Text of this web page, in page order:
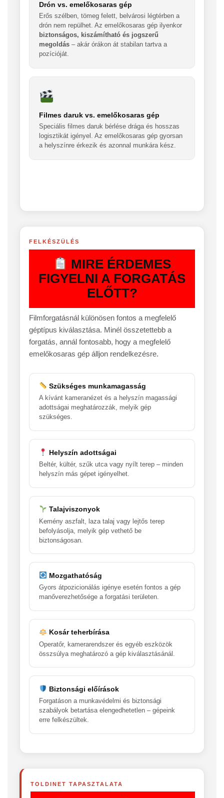
Drón vs. emelőkosaras gép
Erős szélben, tömeg felett, belvárosi légtérben a
drón nem repülhet. Az emelőkosaras gép ilyenkor
biztonságos, kiszámítható és jogszerű
megoldás– akár órákon át stabilan tartva a
pozícióját.
Filmes daruk vs. emelőkosaras gép
Speciális filmes daruk bérlése drága és hosszas
logisztikát igényel. Az emelőkosaras gép gyorsan
a helyszínre érkezik és azonnal munkára kész.
FELKÉSZÜLÉS
MIRE ÉRDEMES
FIGYELNI A FORGATÁS
ELŐTT?
Filmforgatásnál különösen fontos a megfelelő
géptípus kiválasztása. Minél összetettebb a
forgatás, annál fontosabb, hogy a megfelelő
emelőkosaras gép álljon rendelkezésre.
Szükséges munkamagasság
A kívánt kameranézet és a helyszín magassági
adottságai meghatározzák, melyik gép
szükséges.
Helyszín adottságai
Beltér, kültér, szűk utca vagy nyílt terep – minden
helyszín más gépet igényelhet.
Talajviszonyok
Kemény aszfalt, laza talaj vagy lejtős terep
befolyásolja, melyik gép vethető be
biztonságosan.
Mozgathatóság
Gyors átpozicionálás igénye esetén fontos a gép
manőverezhetősége a forgatási területen.
Kosár teherbírása
Operatőr, kamerarendszer és egyéb eszközök
összsúlya meghatározó a gép kiválasztásánál.
Biztonsági előírások
Forgatáson a munkavédelmi és biztonsági
szabályok betartása elengedhetetlen – gépeink
erre felkészültek.
TOLDINET TAPASZTALATA